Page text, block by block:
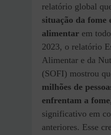
relatório global
situação da fome
alimentar em
2023, o relatório
Alimentar e da
(SOFI) mostrou
milhões de
enfrentam a fome
significativo em
anteriores. Esse